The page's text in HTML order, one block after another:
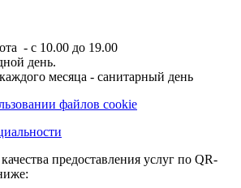
- с 10.00 до 19.00
день.
месяца - санитарный день
файлов cookie
предоставления услуг по QR-